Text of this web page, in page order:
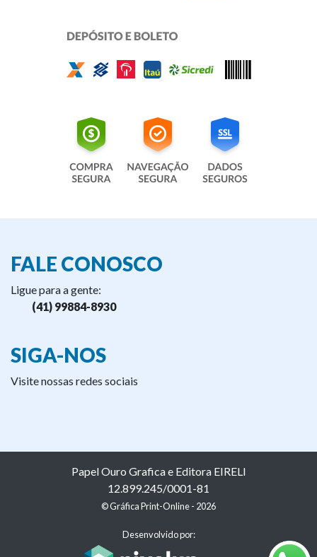
FALE CONOSCO
Ligue para a gente:
(41) 99884-8930
SIGA-NOS
Visite nossas redes sociais
Papel Ouro Grafica e Editora EIRELI
12.899.245/0001-81
© Gráfica Print-Online - 2026
Desenvolvido por: